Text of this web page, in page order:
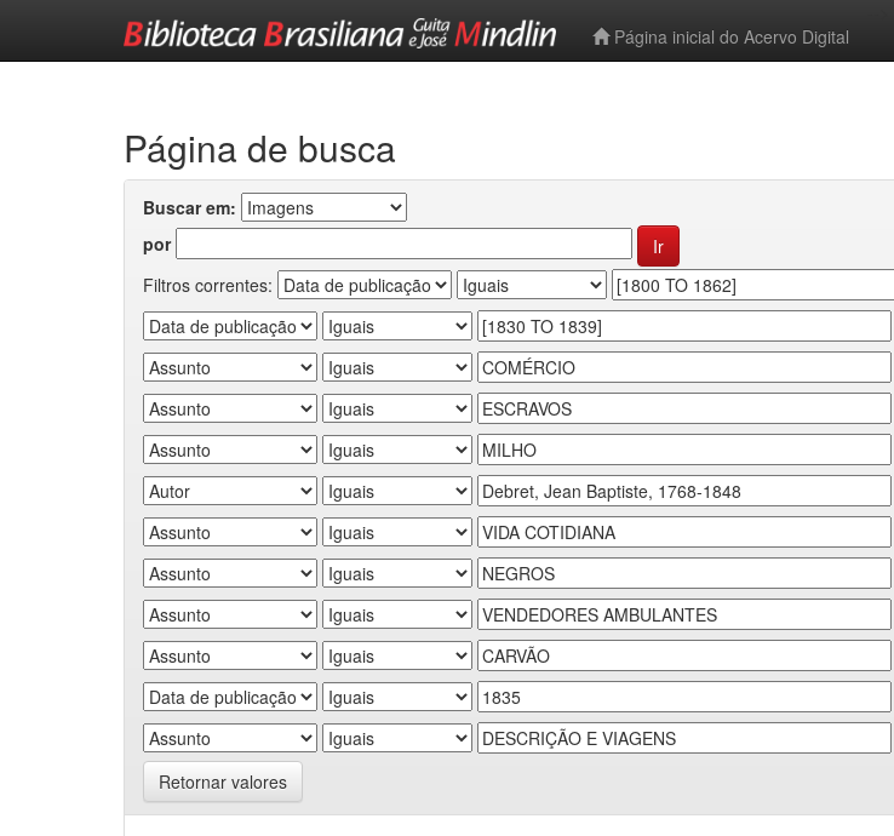
Página inicial do Acervo Digital
Página de busca
Buscar em:
por
Filtros correntes:
Retornar valores